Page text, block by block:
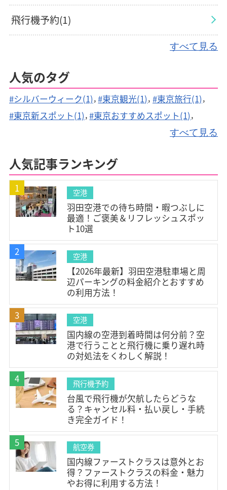
飛行機予約(1)
航空会社(1)
観光地(2)
すべて見る
人気のタグ
#シルバーウィーク(1) #東京観光(1) #東京旅行(1)
#東京新スポット(1) #東京おすすめスポット(1)
#駐車料金(1)
#燃油サーチャージ(1) #空港映画館(2)
#空港グルメ(3) #空港暇つぶし(3) #空港温泉(1)
#北海道スイーツ(1) #機内快適グッズ(1)
#旅行準備(1)
#フライト対策(1) #ターミナル案内(1)
#チェックインカウンター(1)
#空港ラウンジ(4) #充電スポット(1)
#空港サービス(4) #荷造り(1) #チェックリスト(2)
#空港コード(1) #3文字コード(1) #IATAコード(1)
#耳抜き(2)
#家族旅行(3)
#フライト情報(1) #運航状況(1)
#展望デッキ(4)
#マッサージ(1) #台風(1)
#キャンセル料(2) #払い戻し(2) #座席(2)
#モバイルバッテリー(1) #ファーストクラス(1)
#空港到着時間(1) #eチケット(1)
#LCC(1) #はじめての飛行機(2) #飛行機の乗り方(2)
#ANA(14) #Peach(4) #Jetstar(5)
#AIRDO(4) #スカイマーク(6) #スターフライヤー(4)
#FDA(2)
#ソラシドエア(4)
#羽田空港(9)
#成田空港(4) #伊丹空港(2)
#新千歳空港(4) #中部国際空港(1)
すべて見る
人気記事ランキング
1 空港
羽田空港での待ち時間・暇つぶしに
最適！ご褒美＆リフレッシュスポッ
ト10選
2
空港
【2026年最新】羽田空港駐車場と周
辺パーキングの料金紹介とおすすめ
の利用方法！
3
空港
国内線の空港到着時間は何分前？空
港で行うことと飛行機に乗り遅れ時
の対処法をくわしく解説！
4
飛行機予約
台風で飛行機が欠航したらどうな
る？キャンセル料・払い戻し・手続
き完全ガイド！
5
航空券
国内線ファーストクラスは意外とお
得？ファーストクラスの料金・魅力
やお得に利用する方法！